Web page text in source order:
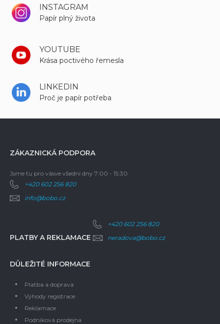
INSTAGRAM
Papír plný života
YOUTUBE
Krása poctivého řemesla
LINKEDIN
Proč je papír potřeba
ZÁKAZNICKÁ PODPORA
Jsme tu pro vásve všední dny 7:00 - 15:30
+420 602 256 820
info@bobo.cz
PLATBY A REKLAMACE
+420 602 256 820
neradova@bobo.cz
DŮLEŽITÉ INFORMACE
Platba a doprava
Výhody registrace
Reklamace
Podniková prodejna